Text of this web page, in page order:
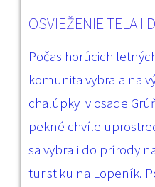
OSVIEŽENIE TELA I
Počas horúcich
komunita vybrala na
chalúpky v osade
pekné chvíle
sa vybrali do prírody
turistiku na Lopeník.